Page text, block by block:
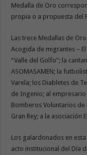
Medalla de Oro
propia o a propuesta del
Las trece Medallas de
Acogida de migrantes –
“Valle del Golfo”; la
ASOMASAMEN; la
Varela; los Diabletes de
de Ingenio; al empresario
Bomberos Voluntarios de
Gran Rey; a la asociación
Los galardonados en
acto institucional del Día